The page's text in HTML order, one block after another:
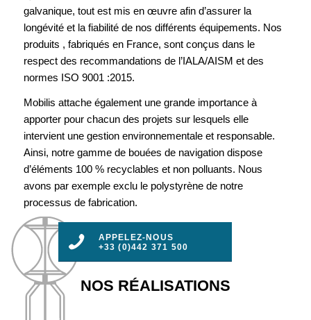
galvanique, tout est mis en œuvre afin d’assurer la
longévité et la fiabilité de nos différents équipements. Nos
produits , fabriqués en France, sont conçus dans le
respect des recommandations de l’IALA/AISM et des
normes ISO 9001 :2015.
Mobilis attache également une grande importance à
apporter pour chacun des projets sur lesquels elle
intervient une gestion environnementale et responsable.
Ainsi, notre gamme de bouées de navigation dispose
d’éléments 100 % recyclables et non polluants. Nous
avons par exemple exclu le polystyrène de notre
processus de fabrication.
APPELEZ-NOUS
+33 (0)442 371 500
NOS RÉALISATIONS